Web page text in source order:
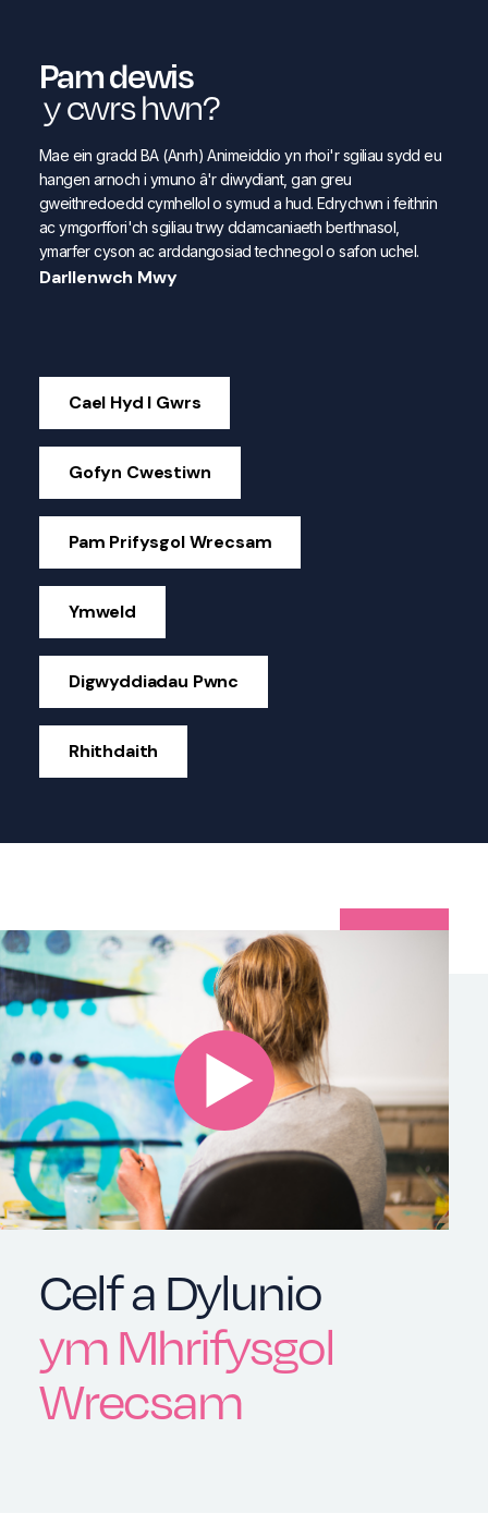
Pam dewis
y cwrs hwn?
Mae ein gradd BA (Anrh) Animeiddio yn rhoi'r sgiliau sydd eu
hangen arnoch i ymuno â'r diwydiant, gan greu
gweithredoedd cymhellol o symud a hud. Edrychwn i feithrin
ac ymgorffori'ch sgiliau trwy ddamcaniaeth berthnasol,
ymarfer cyson ac arddangosiad technegol o safon uchel.
Darllenwch Mwy
Cael Hyd I Gwrs
Gofyn Cwestiwn
Pam Prifysgol Wrecsam
Ymweld
Digwyddiadau Pwnc
Rhithdaith
Celf a Dylunio
ym Mhrifysgol
Wrecsam